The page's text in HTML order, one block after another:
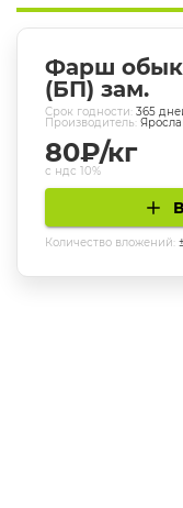
Фарш
(БП) зам.
Cрок годности: 365
Производитель:
80₽/кг
с ндс 10%
Количество вложений: ±